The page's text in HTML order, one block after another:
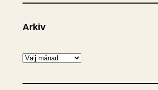
Arkiv
A
k